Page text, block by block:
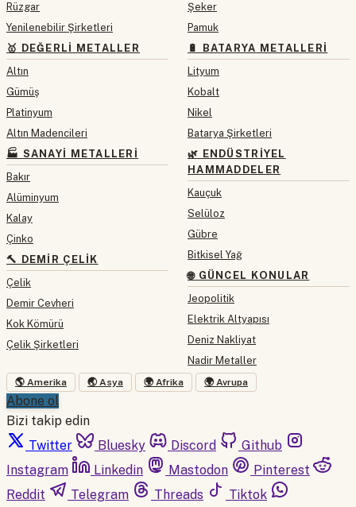
Rüzgar
Yenilenebilir Şirketleri
🥇 DEĞERLI METALLER
Altın
Gümüş
Platinyum
Altın Madencileri
🏭 SANAYI METALLERI
Bakır
Alüminyum
Kalay
Çinko
🔨 DEMIR ÇELIK
Çelik
Demir Cevheri
Kok Kömürü
Çelik Şirketleri
Şeker
Pamuk
🔋 BATARYA METALLERI
Lityum
Kobalt
Nikel
Batarya Şirketleri
🌿 ENDÜSTRIYEL
HAMMADDELER
Kauçuk
Selüloz
Gübre
Bitkisel Yağ
🌐 GÜNCEL KONULAR
Jeopolitik
Elektrik Altyapısı
Deniz Nakliyat
Nadir Metaller
🌎 Amerika 🌏 Asya 🌍 Afrika 🌍 Avrupa
Abone ol
Bizi takip edin
Twitter
Bluesky Discord
Github
Instagram
Linkedin Mastodon
Pinterest
Reddit
Telegram Threads
Tiktok